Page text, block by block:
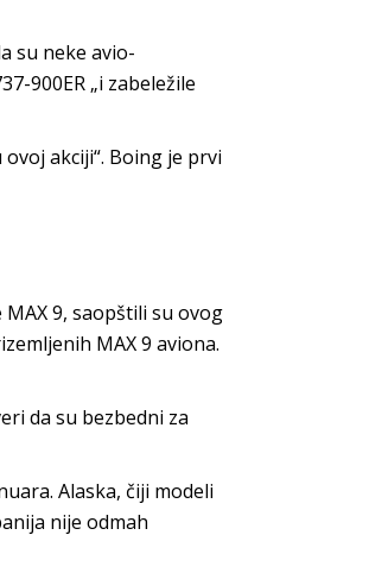
su neke avio-
900ER „i zabeležile
akciji“. Boing je prvi
9, saopštili su ovog
MAX 9 aviona.
da su bezbedni za
Alaska, čiji modeli
nije odmah